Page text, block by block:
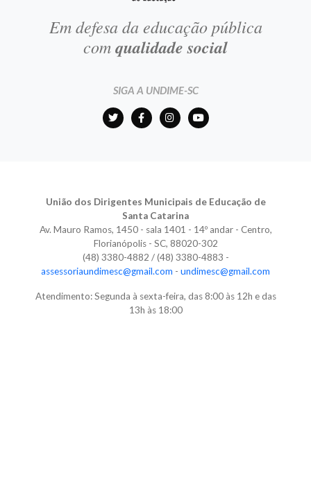
Em defesa da educação pública
comqualidade social
SIGA A UNDIME-SC
União dos Dirigentes Municipais de Educação de
Santa Catarina
Av. Mauro Ramos, 1450 - sala 1401 - 14º andar - Centro,
Florianópolis - SC, 88020-302
(48) 3380-4882 / (48) 3380-4883 -
assessoriaundimesc@gmail.com - undimesc@gmail.com
Atendimento: Segunda à sexta-feira, das 8:00 às 12h e das
13h às 18:00